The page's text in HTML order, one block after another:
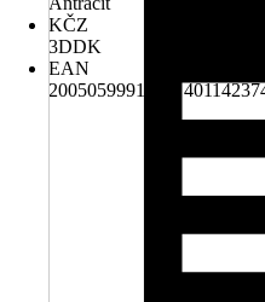
KČZ
3DDK
EAN
2005059991000,